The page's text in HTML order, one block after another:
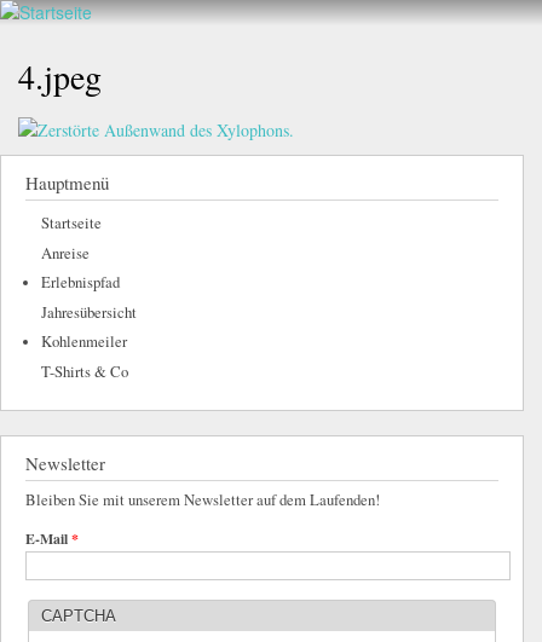
Direkt
Walderlebnis
e.V.
hier
4.jpeg
Hauptmenü
Startseite
Anreise
Erlebnispfad
Jahresübersicht
Kohlenmeiler
T-Shirts & Co
Newsletter
Bleiben Sie mit unserem Newsletter auf dem Laufenden!
E-Mail*
CAPTCHA